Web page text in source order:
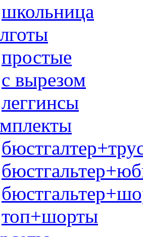
школьница
простые
с вырезом
леггинсы
топ+шорты